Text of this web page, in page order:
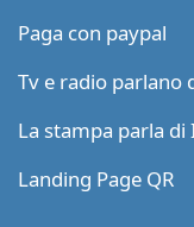
Paga con paypal
Tv e radio parlano
La stampa parla
Landing Page QR